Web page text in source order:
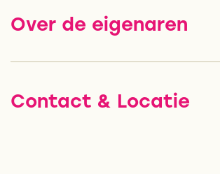
Over de eigenaren
Contact & Locatie